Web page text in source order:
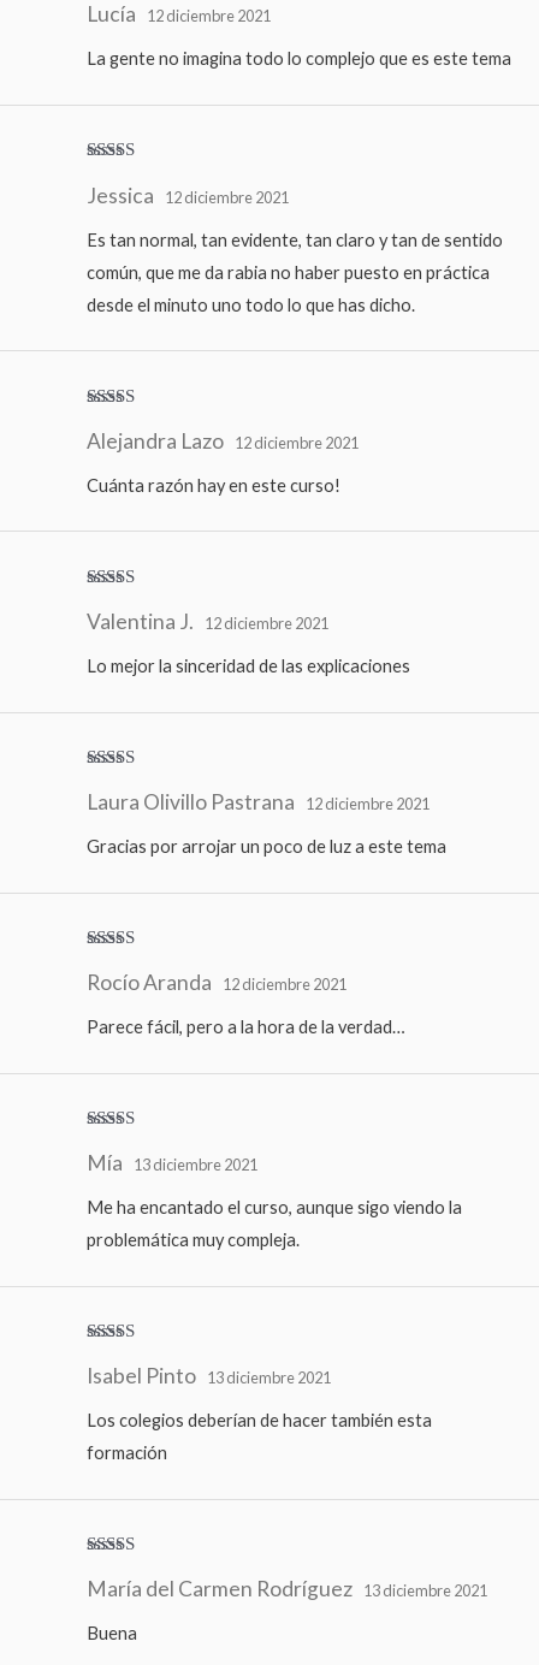
con5de 5
Lucía 12 diciembre 2021
La gente no imagina todo lo complejo que es este tema
con5de 5
Jessica 12 diciembre 2021
Es tan normal, tan evidente, tan claro y tan de sentido
común, que me da rabia no haber puesto en práctica
desde el minuto uno todo lo que has dicho.
con5de 5
Alejandra Lazo 12 diciembre 2021
Cuánta razón hay en este curso!
con5de 5
Valentina J. 12 diciembre 2021
Lo mejor la sinceridad de las explicaciones
con5de 5
Laura Olivillo Pastrana 12 diciembre 2021
Gracias por arrojar un poco de luz a este tema
con4de
Rocío Aranda 12 diciembre 2021
Parece fácil, pero a la hora de la verdad…
con5 de 5
Mía 13 diciembre 2021
Me ha encantado el curso, aunque sigo viendo la
problemática muy compleja.
con5de 5
Isabel Pinto 13 diciembre 2021
Los colegios deberían de hacer también esta
formación
con4de
María del Carmen Rodríguez 13 diciembre 2021
Buena